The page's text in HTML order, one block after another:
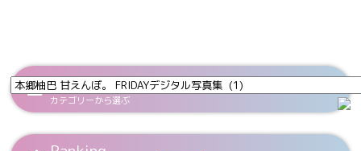
Category
カテゴリーから選ぶ